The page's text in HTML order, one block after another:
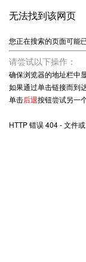
无法找到该网页
您正在搜索的页面可能
请尝试以下操作：
确保浏览器的地址栏中
如果通过单击链接而到
单击后退按钮尝试另一
HTTP 错误 404 - 文件或